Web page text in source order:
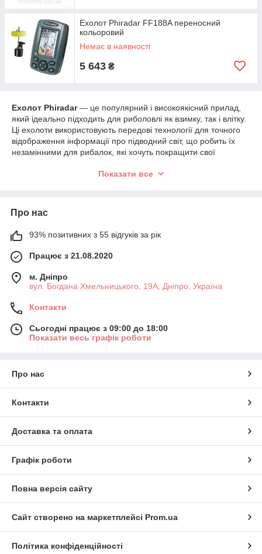
Ехолот Phiradar FF188A переносний
кольоровий
Немає в наявності
5 643 ₴
Ехолот Phiradar— це популярний і високоякісний прилад,
який ідеально підходить для риболовлі як взимку, так і влітку.
Ці ехолоти використовують передові технології для точного
відображення інформації про підводний світ, що робить їх
незамінними для рибалок, які хочуть покращити свої
Особливості ехолота Phiradar для зимової та
риболовлі через лунку, так і для літньої
досліджувати підводний світ за допомогою різних
в різних умовах.
Портативність та легкість
Ехолоти Phiradar мають компактні розміри та
транспортування та використання як на воді, так і
на льоду. Це особливо важливо для зимової
лунками.
Ехолоти Phiradar оснащені дисплеями з
високою роздільною здатністю, що дозволяє
точно відображати глибину, рибу та структуру
рельєфом дна, як влітку, так і взимку.
Ехолот Phiradar має датчики з широким кутом
сканування, що дозволяє швидко покривати
великі площі водного простору і знаходити рибу.
літньої риболовлі на відкритих водоймах.
Показати все
Про нас
93% позитивних з 55 відгуків за рік
Працює з 21.08.2020
м. Дніпро
вул. Богдана Хмельницького, 19А, Дніпро, Україна
Контакти
Сьогодні працює з 09:00 до 18:00
Показати весь графік роботи
Про нас
Контакти
Доставка та оплата
Графік роботи
Повна версія сайту
Сайт створено на маркетплейсі Prom.ua
Політика конфіденційності